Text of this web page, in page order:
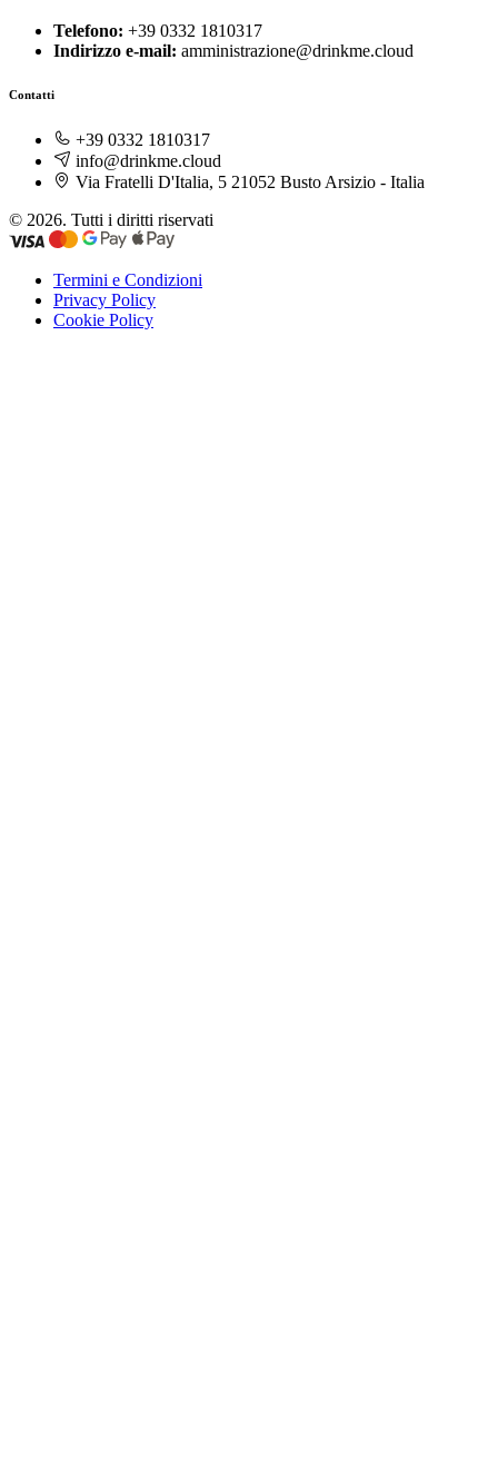
Telefono: +39 0332 1810317
Indirizzo e-mail: amministrazione@drinkme.cloud
Contatti
+39 0332 1810317
info@drinkme.cloud
Via Fratelli D'Italia, 5 21052 Busto Arsizio - Italia
© 2026. Tutti i diritti riservati
Termini e Condizioni
Privacy Policy
Cookie Policy